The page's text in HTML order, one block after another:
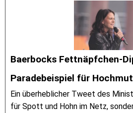
Baerbocks Fettnäpfchen-
Paradebeispiel für
Ein überheblicher Tweet des
für Spott und Hohn im Netz,